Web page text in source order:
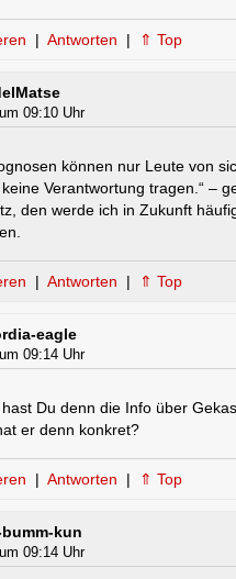
| Antworten | ⇑ Top
09:10 Uhr
können nur Leute von
Verantwortung tragen.“ –
den werde ich in Zukunft
| Antworten | ⇑ Top
eagle
09:14 Uhr
Du denn die Info über Gekas
er denn konkret?
| Antworten | ⇑ Top
kun
09:14 Uhr